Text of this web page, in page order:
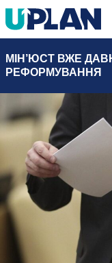
МІН’ЮСТ ВЖЕ
РЕФОРМУВАННЯ